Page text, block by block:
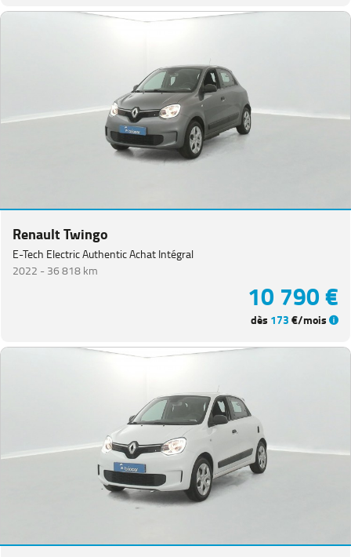
Renault Twingo
E-Tech Electric Authentic Achat Intégral
2022 -36 818 km
10 790 €
dès 173€/mois